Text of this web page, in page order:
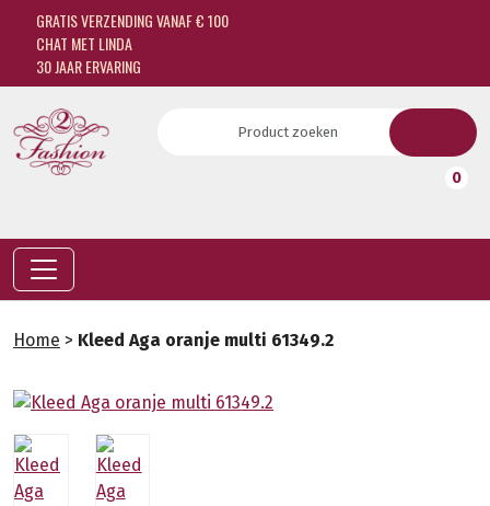
GRATIS VERZENDING VANAF € 100
CHAT MET LINDA
30 JAAR ERVARING
0
Home > Kleed Aga oranje multi 61349.2